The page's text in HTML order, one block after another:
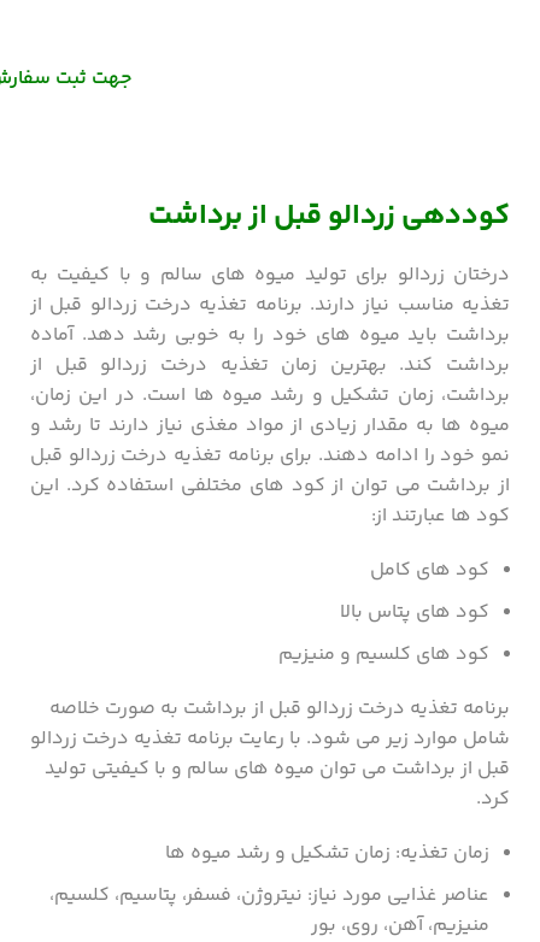
جهت ثبت سفارش
کوددهی زردالو قبل از برداشت
درختان زردالو برای تولید میوه های سالم و با کیفیت به
تغذیه مناسب نیاز دارند. برنامه تغذیه درخت زردالو قبل از
برداشت باید میوه های خود را به خوبی رشد دهد. آماده
برداشت کند. بهترین زمان تغذیه درخت زردالو قبل از
برداشت، زمان تشکیل و رشد میوه ها است. در این زمان،
میوه ها به مقدار زیادی از مواد مغذی نیاز دارند تا رشد و
نمو خود را ادامه دهند. برای برنامه تغذیه درخت زردالو قبل
از برداشت می توان از کود های مختلفی استفاده کرد. این
کود ها عبارتند از:
کود های کامل
کود های پتاس بالا
کود های کلسیم و منیزیم
برنامه تغذیه درخت زردالو قبل از برداشت به صورت خلاصه
شامل موارد زیر می شود. با رعایت برنامه تغذیه درخت زردالو
قبل از برداشت می توان میوه های سالم و با کیفیتی تولید
کرد.
زمان تغذیه: زمان تشکیل و رشد میوه ها
عناصر غذایی مورد نیاز: نیتروژن، فسفر، پتاسیم، کلسیم،
منیزیم، آهن، روی، بور